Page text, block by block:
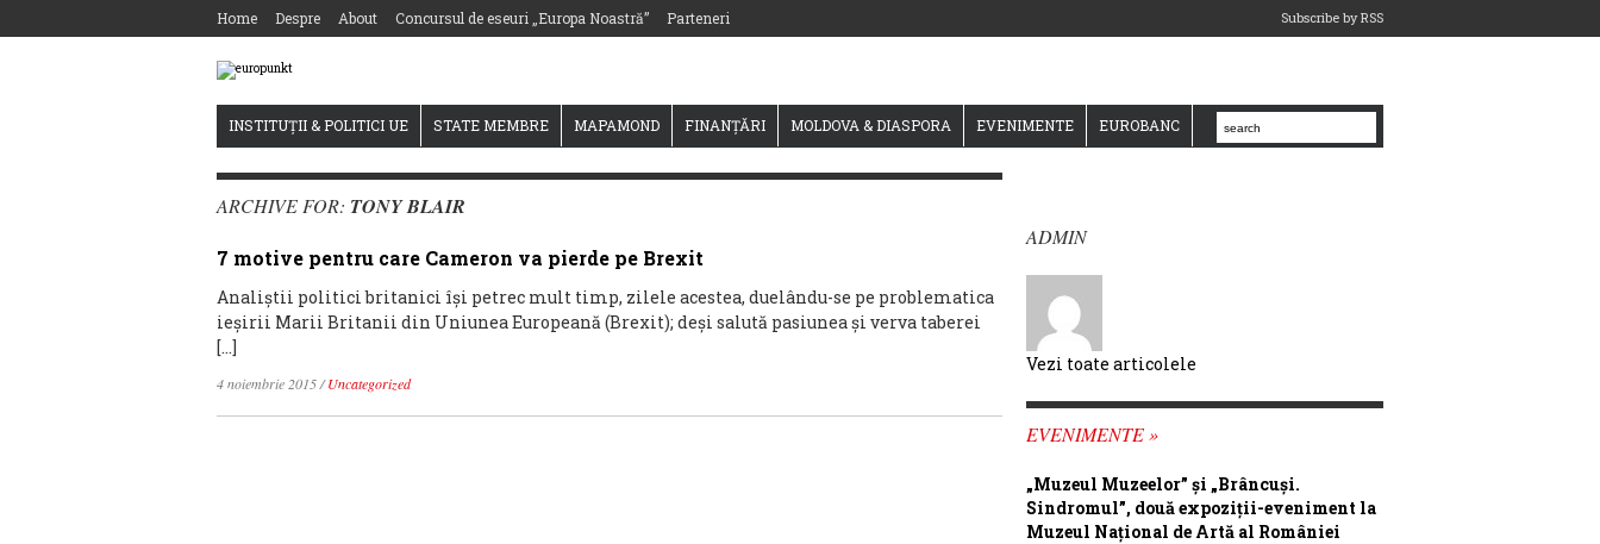
Subscribe by RSS
Home Despre About Concursul de eseuri „Europa Noastră” Parteneri
INSTITUȚII & POLITICI UE STATE MEMBRE MAPAMOND FINANȚĂRI MOLDOVA & DIASPORA EVENIMENTE EUROBANC
ARCHIVE FOR: TONY BLAIR
7 motive pentru care Cameron va pierde pe Brexit
Analiștii politici britanici își petrec mult timp, zilele acestea, duelându-se pe problematica
ieșirii Marii Britanii din Uniunea Europeană (Brexit); deși salută pasiunea și verva taberei
[…]
4 noiembrie 2015/Uncategorized
ADMIN
Vezi toate articolele
EVENIMENTE »
„Muzeul Muzeelor” și „Brâncuși.
Sindromul”, două expoziții-eveniment la
Muzeul Național de Artă al României